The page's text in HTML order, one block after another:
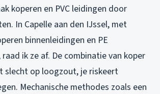
koperen en PVC leidingen door
In Capelle aan den IJssel, met
binnenleidingen en PE
ik ze af. De combinatie van koper
slecht op loogzout, je riskeert
Mechanische methodes zoals een